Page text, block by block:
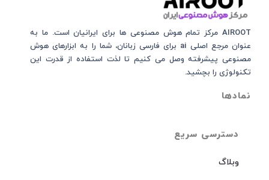
دسترسی سریع
وبلاگ
AIROOT مرکز تمام هوش مصنوعی‌‌‌ ها برای ایرانیان است. ما به
عنوان مرجع اصلی ai برای فارسی زبانان، شما را به ابزارهای هوش
مصنوعی پیشرفته وصل می کنیم تا لذت استفاده از قدرت این
تکنولوژی را بچشید.
نمادها